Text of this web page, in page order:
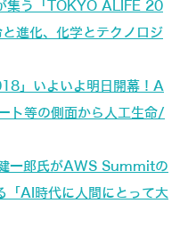
集う「TOKYO ALIFE 20
進化、化学とテクノロジ
」いよいよ明日開幕！A
ト等の側面から人工生命/
一郎氏がAWS Summitの
「AI時代に人間にとって大